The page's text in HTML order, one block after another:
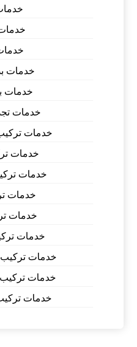
خدمات
خدمات
خدمات
خدمات
خدمات تركيب
خدمات
خدمات
خدمات
خدمات
خدمات
خدمات
خدمات
خدمات